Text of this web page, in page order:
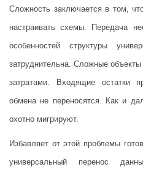
Сложность заключается в том,
настраивать схемы. Передача
особенностей структуры
затруднительна. Сложные
затратами. Входящие остатки
обмена не переносятся. Как и
охотно мигрируют.
Избавляет от этой проблемы
универсальный перенос